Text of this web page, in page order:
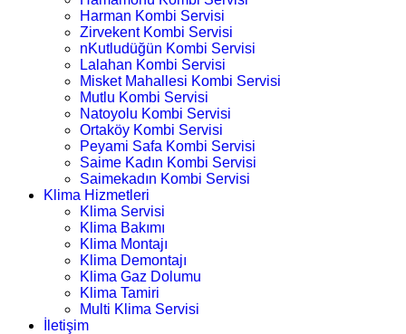
Harman Kombi Servisi
Zirvekent Kombi Servisi
nKutludüğün Kombi Servisi
Lalahan Kombi Servisi
Misket Mahallesi Kombi Servisi
Mutlu Kombi Servisi
Natoyolu Kombi Servisi
Ortaköy Kombi Servisi
Peyami Safa Kombi Servisi
Saime Kadın Kombi Servisi
Saimekadın Kombi Servisi
Klima Hizmetleri
Klima Servisi
Klima Bakımı
Klima Montajı
Klima Demontajı
Klima Gaz Dolumu
Klima Tamiri
Multi Klima Servisi
İletişim